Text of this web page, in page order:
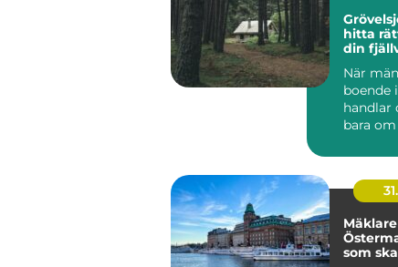
hitta
din
När
boende
handlar
bara
som